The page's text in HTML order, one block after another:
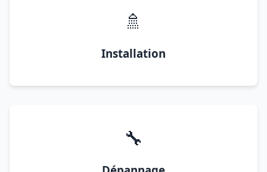
🚿
Installation
🔧